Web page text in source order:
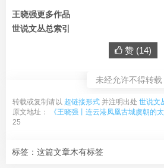
王晓强更多作品
世说文丛总索引
赞 (14)
未经允许不得转载
转载或复制请以 超链接形式 并注明出处 世说文
原文地址：
《王晓强丨连云港凤凰古城虞朝的
25
标签：这篇文章木有标签